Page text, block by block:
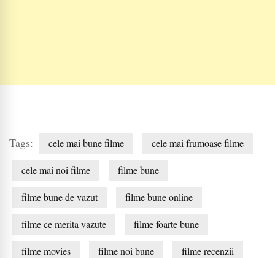
Tags: cele mai bune filme cele mai frumoase filme
cele mai noi filme filme bune
filme bune de vazut filme bune online
filme ce merita vazute filme foarte bune
filme movies filme noi bune filme recenzii